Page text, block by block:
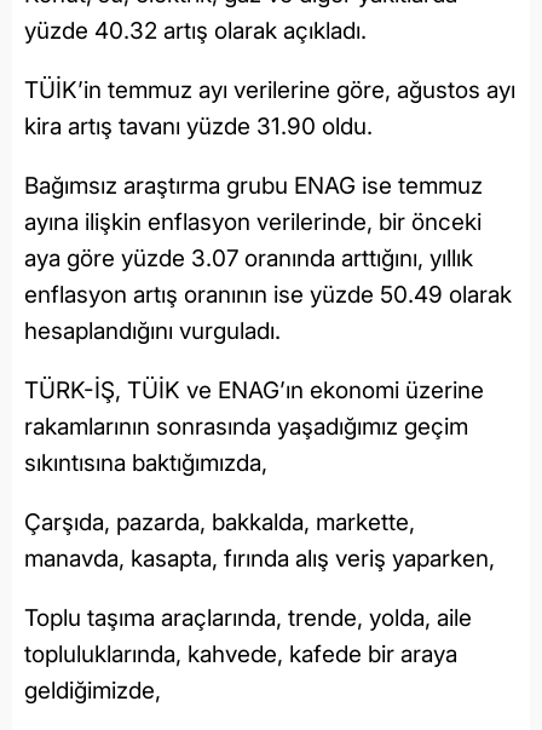
yüzde 40.32 artış olarak açıkladı.
TÜİK’in temmuz ayı verilerine göre, ağustos ayı
kira artış tavanı yüzde 31.90 oldu.
Bağımsız araştırma grubu ENAG ise temmuz
ayına ilişkin enflasyon verilerinde, bir önceki
aya göre yüzde 3.07 oranında arttığını, yıllık
enflasyon artış oranının ise yüzde 50.49 olarak
hesaplandığını vurguladı.
TÜRK-İŞ, TÜİK ve ENAG’ın ekonomi üzerine
rakamlarının sonrasında yaşadığımız geçim
sıkıntısına baktığımızda,
Çarşıda, pazarda, bakkalda, markette,
manavda, kasapta, fırında alış veriş yaparken,
Toplu taşıma araçlarında, trende, yolda, aile
topluluklarında, kahvede, kafede bir araya
geldiğimizde,